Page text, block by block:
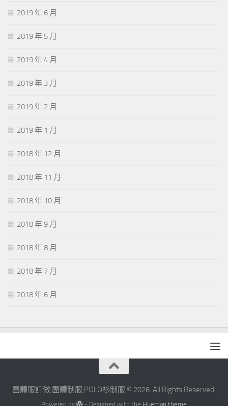
2019 年 6 月
2019 年 5 月
2019 年 4 月
2019 年 3 月
2019 年 2 月
2019 年 1 月
2018 年 12 月
2018 年 11 月
2018 年 10 月
2018 年 9 月
2018 年 8 月
2018 年 7 月
2018 年 6 月
團體服訂做,團體制服,POLO衫制服 © 2026. All Rights Reserved.
Powered by - Designed with the Hueman theme